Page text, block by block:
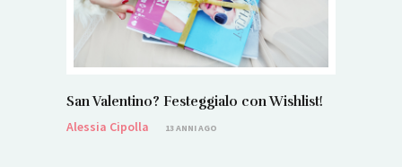
San Valentino? Festeggialo con Wishlist!
Alessia Cipolla
13 ANNI AGO